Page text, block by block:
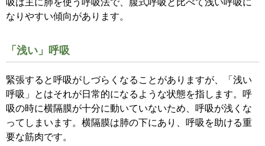
なりやすい傾向があります。
「浅い」呼吸
緊張すると呼吸がしづらくなることがありますが、「浅い
呼吸」とはそれが日常的になるような状態を指します。 呼
吸の時に横隔膜が十分に動いていないため、呼吸が浅くな
ってしまいます。横隔膜は肺の下にあり、呼吸を助ける重
要な筋肉です。